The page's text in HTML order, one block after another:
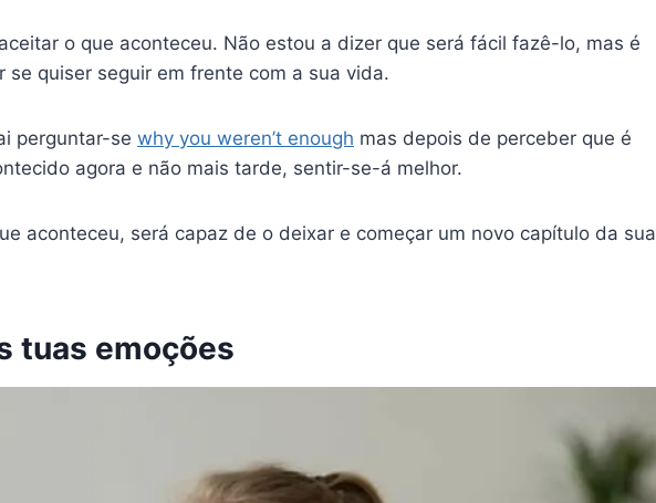
o que aconteceu. Não estou a dizer que será fácil fazê-lo, mas é
se quiser seguir em frente com a sua vida.
perguntar-se why you weren’t enough mas depois de perceber que é
agora e não mais tarde, sentir-se-á melhor.
aconteceu, será capaz de o deixar e começar um novo capítulo da sua
tuas emoções